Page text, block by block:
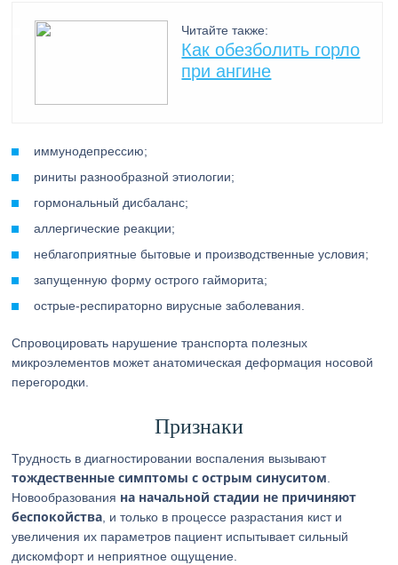
Читайте также:
Как обезболить горло
при ангине
иммунодепрессию;
риниты разнообразной этиологии;
гормональный дисбаланс;
аллергические реакции;
неблагоприятные бытовые и производственные условия;
запущенную форму острого гайморита;
острые-респираторно вирусные заболевания.
Спровоцировать нарушение транспорта полезных
микроэлементов может анатомическая деформация носовой
перегородки.
Признаки
Трудность в диагностировании воспаления вызывают
тождественные симптомы с острым синуситом
Новообразования на начальной стадии не причиняют
беспокойства , и только в процессе разрастания кист и
увеличения их параметров пациент испытывает сильный
дискомфорт и неприятное ощущение.